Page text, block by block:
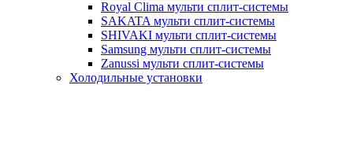
Royal Clima мульти сплит-системы
SAKATA мульти сплит-системы
SHIVAKI мульти сплит-системы
Samsung мульти сплит-системы
Zanussi мульти сплит-системы
Холодильные установки